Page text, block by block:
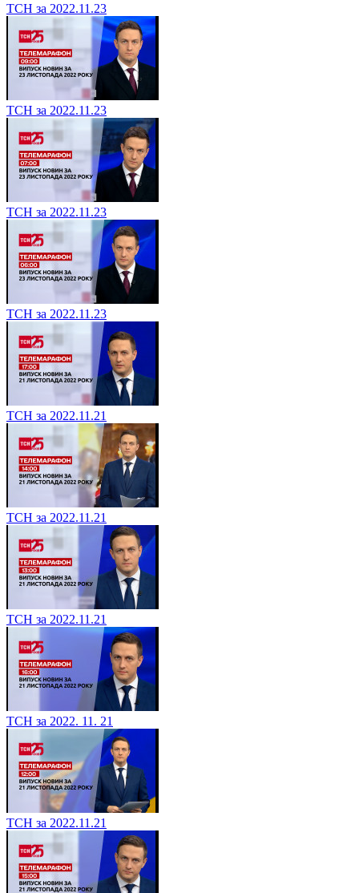
ТСН за 2022.11.23
ТСН за 2022.11.23
ТСН за 2022.11.23
ТСН за 2022.11.23
ТСН за 2022.11.21
ТСН за 2022.11.21
ТСН за 2022.11.21
ТСН за 2022. 11. 21
ТСН за 2022.11.21